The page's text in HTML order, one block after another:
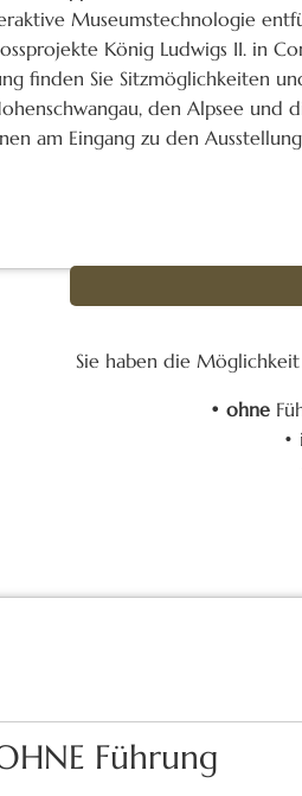
Museumstechnologie
König Ludwigs II. in
finden Sie Sitzmöglichkeiten
den Alpsee
am Eingang zu den
Sie haben die
• ohne
•
Führung